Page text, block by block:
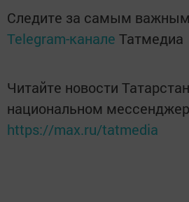
Следите за самым
Telegram-канале Татмедиа
Читайте новости
национальном
https://max.ru/tatmedia